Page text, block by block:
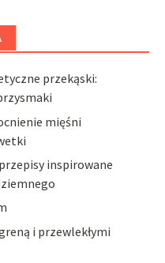
przekąski:
mięśni
inspirowane
i przewlekłymi